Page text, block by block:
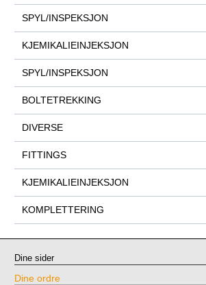
SPYL/INSPEKSJON
KJEMIKALIEINJEKSJON
SPYL/INSPEKSJON
BOLTETREKKING
DIVERSE
FITTINGS
KJEMIKALIEINJEKSJON
KOMPLETTERING
Dine sider
Dine ordre